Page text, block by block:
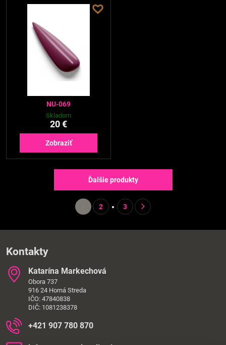
NU-069
Skladom
20 €
Zobraziť
Ďalšie produkty
2 3
Kontakty
Katarína Markechová
Obora 737
916 24 Horná Streda
IČO: 47840838
DIČ: 1081238378
+421 907 780 870